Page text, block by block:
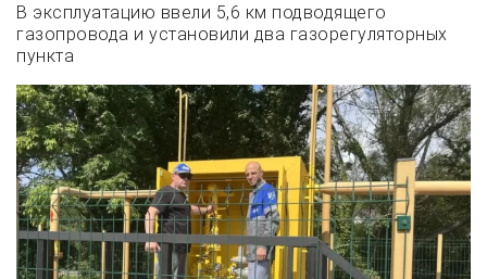
В эксплуатацию ввели 5,6 км подводящего
газопровода и установили два газорегуляторных
пункта